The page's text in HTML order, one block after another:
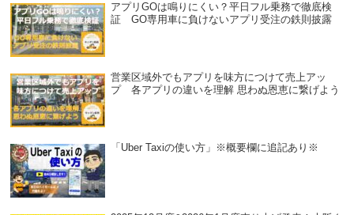
アプリGOは鳴りにくい？平日フル乗務で徹底検
証 GO専用車に負けないアプリ受注の鉄則披露
営業区域外でもアプリを味方につけて売上アッ
プ 各アプリの違いを理解 思わぬ恩恵に繋げよう
「Uber Taxiの使い方」※概要欄に追記あり※